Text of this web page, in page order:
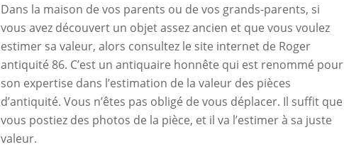
Dans la maison de vos parents ou de vos grands-parents, si
vous avez découvert un objet assez ancien et que vous voulez
estimer sa valeur, alors consultez le site internet de Roger
antiquité 86. C’est un antiquaire honnête qui est renommé pour
son expertise dans l’estimation de la valeur des pièces
d’antiquité. Vous n’êtes pas obligé de vous déplacer. Il suffit que
vous postiez des photos de la pièce, et il va l’estimer à sa juste
valeur.